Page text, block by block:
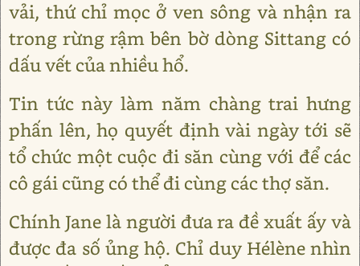
vải, thứ chỉ mọc ở ven sông và nhận ra
trong rừng rậm bên bờ dòng Sittang có
dấu vết của nhiều hổ.
Tin tức này làm năm chàng trai hưng
phấn lên, họ quyết định vài ngày tới sẽ
tổ chức một cuộc đi săn cùng với để các
cô gái cũng có thể đi cùng các thợ săn.
Chính Jane là người đưa ra đề xuất ấy và
được đa số ủng hộ. Chỉ duy Hélène nhìn